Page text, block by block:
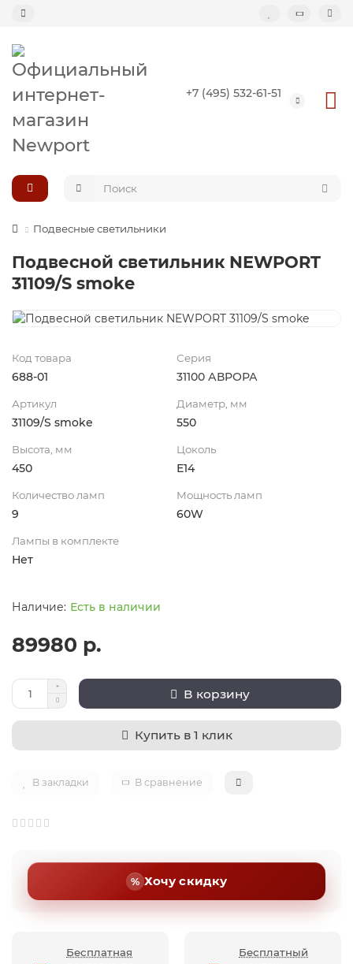
+7 (495) 532-61-51
Назад
Подвесные светильники
Потолочные светильники
Светильник-кольцо
Композиции светильников
Подвесные светильники
Подвесной светильник NEWPORT
31109/S smoke
Код товара
688-01
Серия
31100 АВРОРА
Артикул
31109/S smoke
Диаметр, мм
550
Высота, мм
450
Цоколь
Е14
Количество ламп
9
Мощность ламп
60W
Лампы в комплекте
Нет
Есть в наличии
89980 р.
В корзину
Купить в 1 клик
В закладки В сравнение
Хочу скидку
Бесплатная
Бесплатный